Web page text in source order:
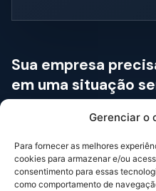
Gerenciar o
Para fornecer as melhores
cookies para armazenar e/ou
consentimento para essas
como comportamento de
Sua empresa
em uma situação
com riscos, denúncias,
decisões críticas.
Fale